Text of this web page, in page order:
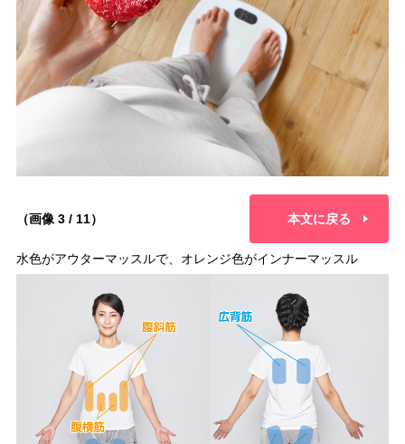
（画像 3 / 11） 本文に戻る
水色がアウターマッスルで、オレンジ色がインナーマッスル